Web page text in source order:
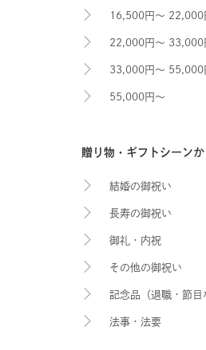
16,500円～ 22,000
22,000円～ 33,000
33,000円～ 55,000
55,000円～
贈り物・ギフトシーン
結婚の御祝い
長寿の御祝い
御礼・内祝
その他の御祝い
記念品（退職・節目
法事・法要